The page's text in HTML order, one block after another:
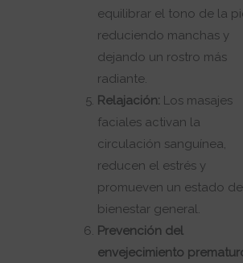
equilibrar el tono de la
reduciendo manchas y
dejando un rostro más
radiante.
Relajación: Los masajes
faciales activan la
circulación sanguínea,
reducen el estrés y
promueven un estado de
bienestar general.
Prevención del
envejecimiento